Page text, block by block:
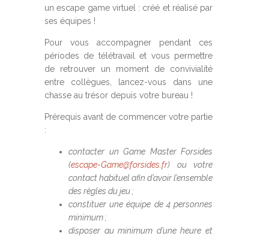
un escape game virtuel : créé et réalisé par
ses équipes !
Pour vous accompagner pendant ces
périodes de télétravail et vous permettre
de retrouver un moment de convivialité
entre collègues, lancez-vous dans une
chasse au trésor depuis votre bureau !
Prérequis avant de commencer votre partie
:
contacter un Game Master Forsides
(escape-Game@forsides.fr) ou votre
contact habituel afin d’avoir l’ensemble
des règles du jeu ;
constituer une équipe de 4 personnes
minimum ;
disposer au minimum d’une heure et